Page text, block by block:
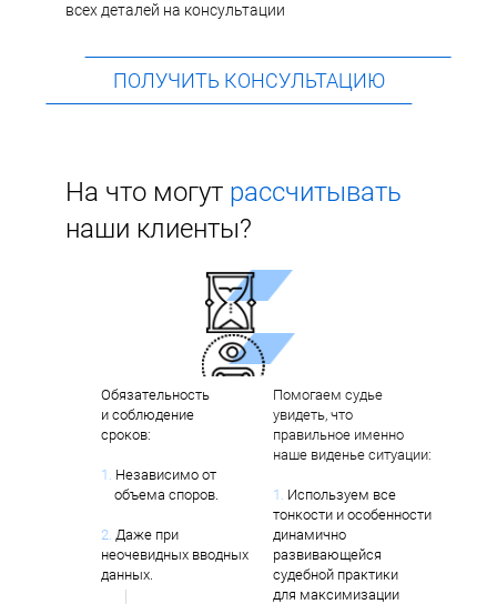
всех деталей на консультации
ПОЛУЧИТЬ КОНСУЛЬТАЦИЮ
На что могут рассчитывать
наши клиенты?
Обязательность
и соблюдение
сроков:
1. Независимо от
объема споров.
2. Даже при
неочевидных вводных
данных.
Помогаем судье
увидеть, что
правильное именно
наше виденье ситуации:
1. Используем все
тонкости и особенности
динамично
развивающейся
судебной практики
для максимизации